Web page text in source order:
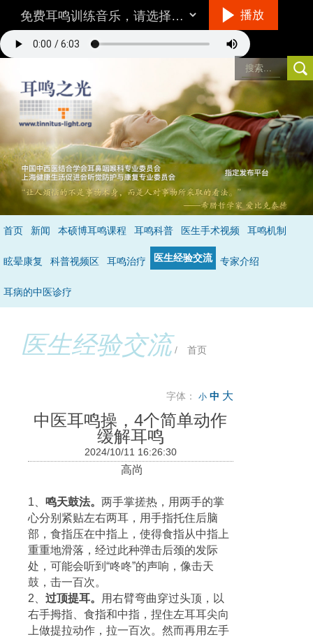
播放
听音乐的方法
音量：与耳鸣的响度差不多，就是说你仔细听可以听到耳鸣。
注意耳鸣，成功的状态是当耳鸣和音乐同时存在时，你只听到了音乐的声
音，处于无耳鸣状态（详见音乐治疗）。
首页 新闻 本硕博耳鸣课程 耳鸣科普 医生手术视频 耳鸣机制
眩晕康复 科普视频区 耳鸣治疗 医生经验交流 专家介绍
耳病的中医诊疗
医生经验交流 / 首页
字体： 小 中 大
中医耳鸣操，4个简单动作
缓解耳鸣
2024/10/11 16:26:30
高尚
1、 鸣天鼓法。 两手掌搓热，用两手的掌
心分别紧贴左右两耳，用手指托住后脑
部，食指压在中指上，使得食指从中指上
重重地滑落，经过此种弹击后颈的发际
处，可能会听到“咚咚”的声响，像击天
鼓，击一百次。
2、 过顶提耳。
用右臂弯曲穿过头顶，以
右手拇指、食指和中指，捏住左耳耳尖向
上做提拉动作，拉一百次。然而再用左手